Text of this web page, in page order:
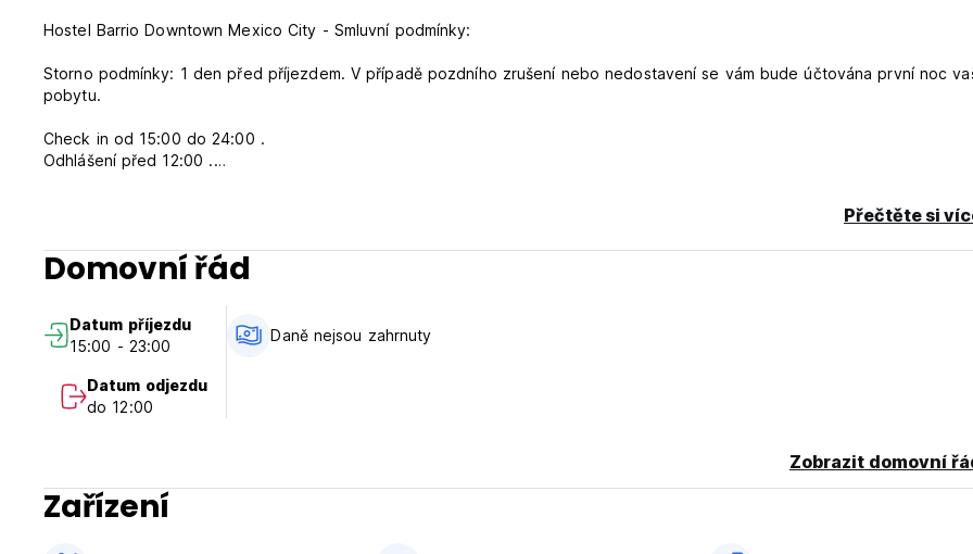
Hostel Barrio Downtown Mexico City - Smluvní podmínky:
Storno podmínky: 1 den před příjezdem. V případě pozdního zrušení nebo nedostavení se vám bude účtována první noc
pobytu.
Check in od 15:00 do 24:00 .
Odhlášení před 12:00 .
01. Sazby jsou vyjádřeny v mexických pesos (MXN), podléhají 16 % plus 3,5 % daní. Daně jsou informativní a mohou se lišit
oficiálních mexických předpisů v závislosti na termínu pobytu.
04. Údaje uvedené na vaší kreditní kartě slouží pouze jako záruka vaší rezervace, platbu je možné provést při příjezdu do
buď stejnou kreditní kartou, v hotovosti nebo jakoukoli jinou kartou, jako jsou: Visa, Master Card nebo American Express.
05. Hostel nepřijímá platby v cizí měně v hotovosti, včetně amerických dolarů (USD).
06. Pouze dospělí
07. Hostel je 100% bez tabákového kouře a / nebo derivátů.
09. Včasný check-in (před 15:00) a pozdní check-out (po 12:00) v závislosti na dostupnosti, s akceptací dodatečného
před nebo po hotelem stanovených časech check-in a check-out.
10. Poskytnuté osobní údaje budou použity pouze pro požadované služby. (Auto-translated from original language)
Přečtěte si
Domovní řád
Datum příjezdu
15:00 - 23:00
Datum odjezdu
do 12:00
Daně nejsou zahrnuty
Zobrazit domovní
Zařízení